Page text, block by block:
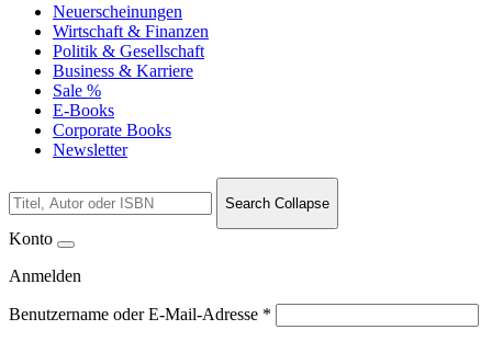
Neuerscheinungen
Wirtschaft & Finanzen
Politik & Gesellschaft
Business & Karriere
Sale %
E-Books
Corporate Books
Newsletter
for:
Search Collapse
Konto
Anmelden
Benutzername oder E-Mail-Adresse *